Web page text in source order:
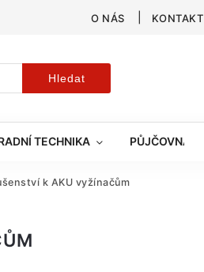
O NÁS KONTAKT
Hledat
TECHNIKA PŮJČOVNA
k AKU vyžínačům